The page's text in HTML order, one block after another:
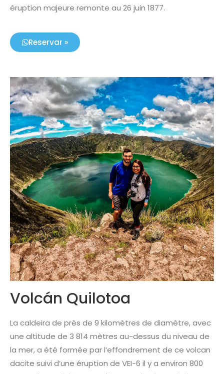
éruption majeure remonte au 26 juin 1877.
Reservar »
Volcán Quilotoa
La caldeira de près de 9 kilomètres de diamètre, avec
une altitude de 3 814 mètres au-dessus du niveau de
la mer, a été formée par l’effondrement de ce volcan
dacite suivi d’une éruption de VEI-6 il y a environ 800